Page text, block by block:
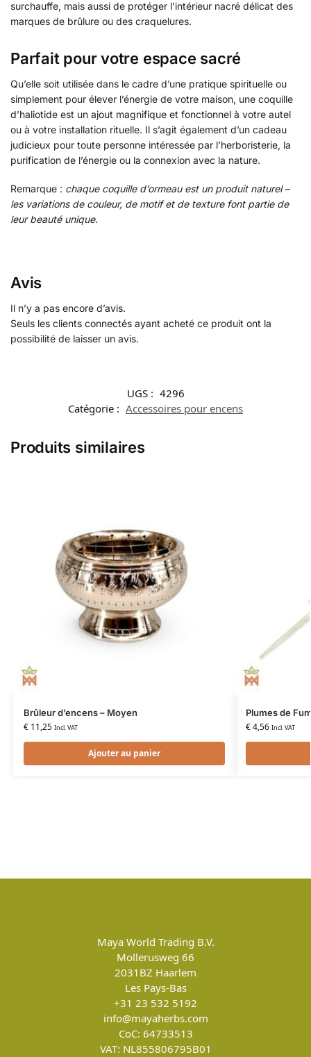
surchauffe, mais aussi de protéger l’intérieur nacré délicat des
marques de brûlure ou des craquelures.
Parfait pour votre espace sacré
Qu’elle soit utilisée dans le cadre d’une pratique spirituelle ou
simplement pour élever l’énergie de votre maison, une coquille
d’haliotide est un ajout magnifique et fonctionnel à votre autel
ou à votre installation rituelle. Il s’agit également d’un cadeau
judicieux pour toute personne intéressée par l’herboristerie, la
purification de l’énergie ou la connexion avec la nature.
Remarque : chaque coquille d’ormeau est un produit naturel –
les variations de couleur, de motif et de texture font partie de
leur beauté unique.
Avis
Il n’y a pas encore d’avis.
Seuls les clients connectés ayant acheté ce produit ont la
possibilité de laisser un avis.
UGS : 4296
Catégorie : Accessoires pour encens
Produits similaires
Brûleur d’encens – Moyen
€11,25 Incl. VAT
Ajouter au panier
Plumes de
€4,56 Incl. VAT
Maya World Trading B.V.
Mollerusweg 66
2031BZ Haarlem
Les Pays-Bas
+31 23 532 5192
info@mayaherbs.com
CoC: 64733513
VAT: NL855806795B01